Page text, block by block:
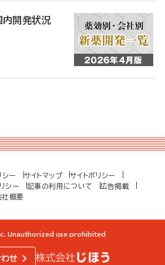
内開発状況
シー サイトマップ
サイトポリシー
シー 記事の利用について
広告掲載
社概要
Unauthorized use prohibited
せ